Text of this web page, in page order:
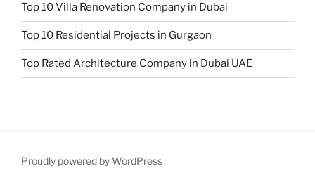
Top 10 Villa Renovation Company in Dubai
Top 10 Residential Projects in Gurgaon
Top Rated Architecture Company in Dubai UAE
Proudly powered by WordPress